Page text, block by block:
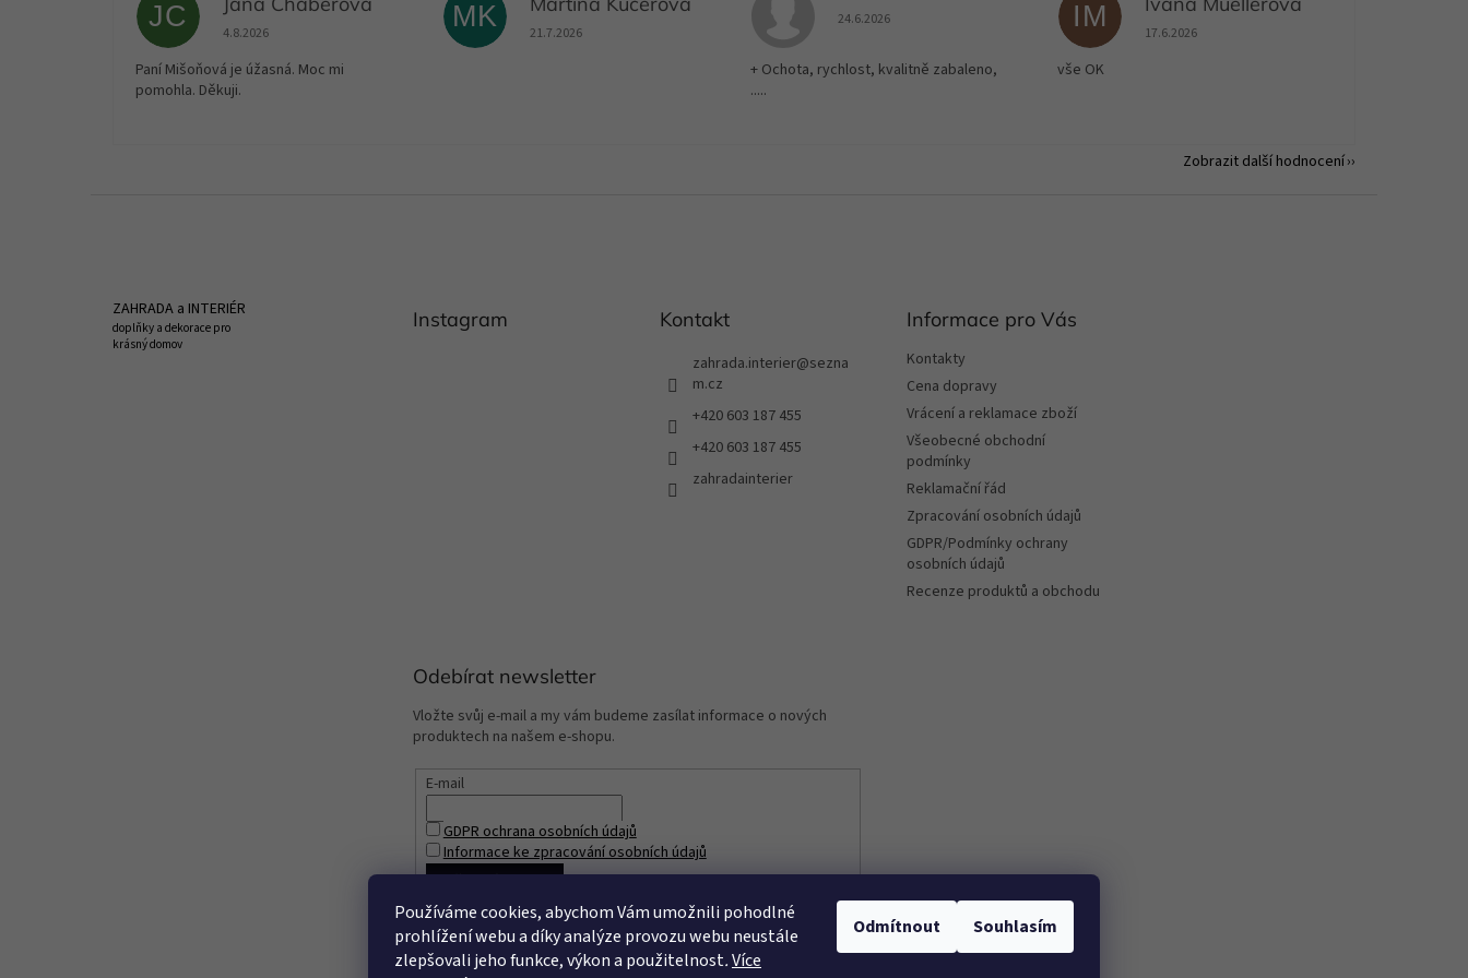
Používáme cookies, abychom Vám umožnili pohodlné
prohlížení webu a díky analýze provozu webu neustále
zlepšovali jeho funkce, výkon a použitelnost.Více
Odmítnout Souhlasím
JC Hodnocení obchodu je 5 z 5 hvězdiček.
4.8.2026
Paní Mišoňová je úžasná. Moc mi
pomohla. Děkuji.
MK Hodnocení obchodu je 5 z 5 hvězdiček.
21.7.2026
Hodnocení obchodu je 5 z 5 hvězdiček.
24.6.2026
+ Ochota, rychlost, kvalitně zabaleno,
.....
IM Hodnocení obchodu je 5 z 5 hvězdiček.
17.6.2026
vše OK
Zobrazit další hodnocení
ZAHRADA a INTERIÉR
doplňky a dekorace pro
krásný domov
Instagram Kontakt
zahrada.interier@sezna
m.cz
+420 603 187 455
+420 603 187 455
zahradainterier
Informace pro Vás
Kontakty
Cena dopravy
Vrácení a reklamace zboží
Všeobecné obchodní
podmínky
Reklamační řád
Zpracování osobních údajů
GDPR/Podmínky ochrany
osobních údajů
Recenze produktů a obchodu
Odebírat newsletter
Vložte svůj e-mail a my vám budeme zasílat informace o nových
produktech na našem e-shopu.
E-mail
GDPR ochrana osobních údajů
Informace ke zpracování osobních údajů